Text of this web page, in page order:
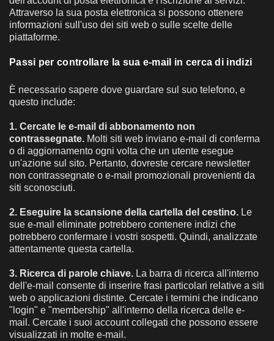
Attraverso la sua posta elettronica si possono ottenere
informazioni sull'uso dei siti web o sulle scelte delle
piattaforme.
Passi per controllare la sua e-mail in cerca di indizi
È necessario sapere dove guardare sul suo telefono, e
questo include:
1. Cercate le e-mail di abbonamento non
contrassegnate. Molti siti web inviano e-mail di conferma
o di aggiornamento ogni volta che un utente esegue
un'azione sul sito. Pertanto, dovreste cercare newsletter
non contrassegnate o e-mail promozionali provenienti da
siti sconosciuti.
2. Eseguire la scansione della cartella del cestino. Le
sue e-mail eliminate potrebbero contenere indizi che
potrebbero confermare i vostri sospetti. Quindi, analizzate
attentamente questa cartella.
3. Ricerca di parole chiave. La barra di ricerca all'interno
dell'e-mail consente di inserire frasi particolari relative a siti
web o applicazioni distinte. Cercate i termini che indicano
"login" e "membership" all'interno della ricerca delle e-
mail. Cercate i suoi account collegati che possono essere
visualizzati in molte e-mail.